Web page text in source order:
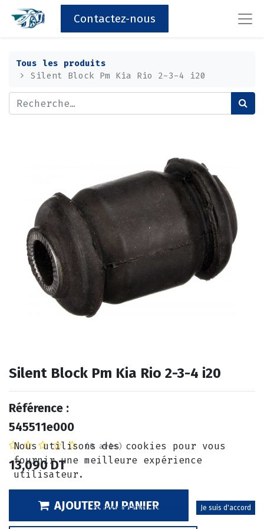
Contactez-nous
Tous les produits
Silent Block Pm Kia Rio 2-3-4 i20
Silent Block Pm Kia Rio 2-3-4 i20
Référence :
545511e000
(0 avis)
13,090DT
AJOUTER AU PANIER
Nous utilisons des cookies pour vous
fournir une meilleure expérience
utilisateur.
Politique relative aux cookies Je suis d'accord